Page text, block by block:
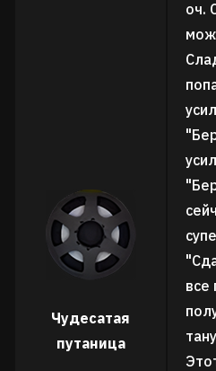
Чудесатая
путаница
оч.
все